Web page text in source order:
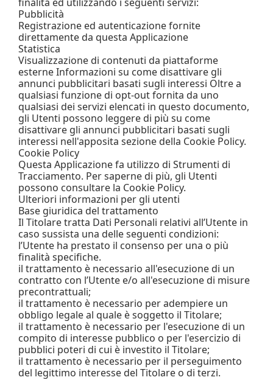
Pubblicità
Registrazione ed autenticazione fornite
direttamente da questa Applicazione
Statistica
Visualizzazione di contenuti da piattaforme
esterne Informazioni su come disattivare gli
annunci pubblicitari basati sugli interessi Oltre a
qualsiasi funzione di opt-out fornita da uno
qualsiasi dei servizi elencati in questo documento,
gli Utenti possono leggere di più su come
disattivare gli annunci pubblicitari basati sugli
interessi nell'apposita sezione della Cookie Policy.
Cookie Policy
Questa Applicazione fa utilizzo di Strumenti di
Tracciamento. Per saperne di più, gli Utenti
possono consultare la Cookie Policy.
Ulteriori informazioni per gli utenti
Base giuridica del trattamento
Il Titolare tratta Dati Personali relativi all’Utente in
caso sussista una delle seguenti condizioni:
l’Utente ha prestato il consenso per una o più
finalità specifiche.
il trattamento è necessario all'esecuzione di un
contratto con l’Utente e/o all'esecuzione di misure
precontrattuali;
il trattamento è necessario per adempiere un
obbligo legale al quale è soggetto il Titolare;
il trattamento è necessario per l'esecuzione di un
compito di interesse pubblico o per l'esercizio di
pubblici poteri di cui è investito il Titolare;
il trattamento è necessario per il perseguimento
del legittimo interesse del Titolare o di terzi.